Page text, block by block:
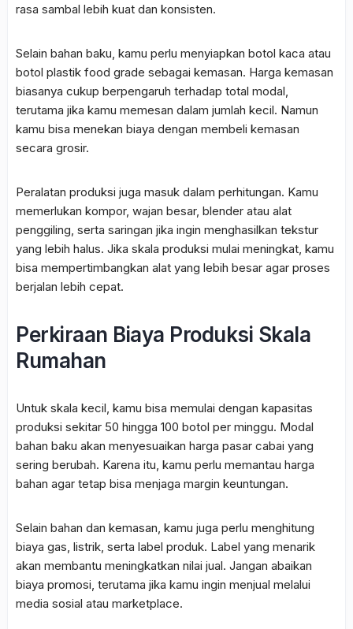
rasa sambal lebih kuat dan konsisten.
Selain bahan baku, kamu perlu menyiapkan botol kaca atau
botol plastik food grade sebagai kemasan. Harga kemasan
biasanya cukup berpengaruh terhadap total modal,
terutama jika kamu memesan dalam jumlah kecil. Namun
kamu bisa menekan biaya dengan membeli kemasan
secara grosir.
Peralatan produksi juga masuk dalam perhitungan. Kamu
memerlukan kompor, wajan besar, blender atau alat
penggiling, serta saringan jika ingin menghasilkan tekstur
yang lebih halus. Jika skala produksi mulai meningkat, kamu
bisa mempertimbangkan alat yang lebih besar agar proses
berjalan lebih cepat.
Perkiraan Biaya Produksi Skala
Rumahan
Untuk skala kecil, kamu bisa memulai dengan kapasitas
produksi sekitar 50 hingga 100 botol per minggu. Modal
bahan baku akan menyesuaikan harga pasar cabai yang
sering berubah. Karena itu, kamu perlu memantau harga
bahan agar tetap bisa menjaga margin keuntungan.
Selain bahan dan kemasan, kamu juga perlu menghitung
biaya gas, listrik, serta label produk. Label yang menarik
akan membantu meningkatkan nilai jual. Jangan abaikan
biaya promosi, terutama jika kamu ingin menjual melalui
media sosial atau marketplace.